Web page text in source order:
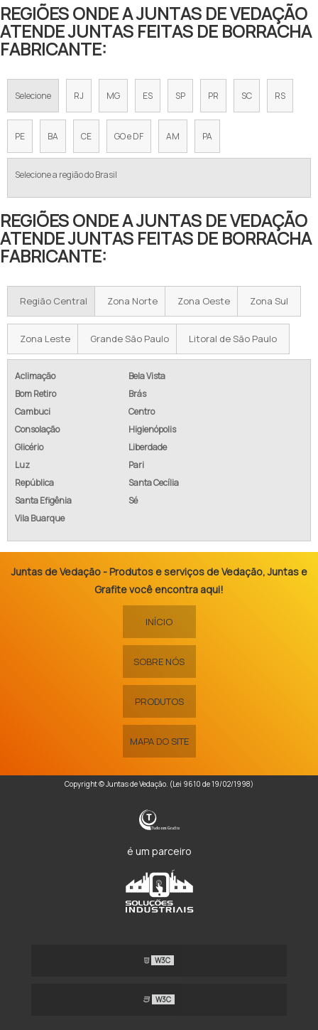
REGIÕES ONDE A JUNTAS DE VEDAÇÃO
ATENDE JUNTAS FEITAS DE BORRACHA
FABRICANTE:
Selecione RJ MG ES SP PR SC RS
PE BA CE GO e DF AM PA
Selecione a região do Brasil
REGIÕES ONDE A JUNTAS DE VEDAÇÃO
ATENDE JUNTAS FEITAS DE BORRACHA
FABRICANTE:
Região Central Zona Norte Zona Oeste Zona Sul
Zona Leste Grande São Paulo Litoral de São Paulo
Aclimação
Bela Vista
Bom Retiro
Brás
Cambuci
Centro
Consolação
Higienópolis
Glicério
Liberdade
Luz
Pari
República
Santa Cecília
Santa Efigênia
Sé
Vila Buarque
Juntas de Vedação - Produtos e serviços de Vedação, Juntas e
Grafite você encontra aqui!
INÍCIO
SOBRE NÓS
PRODUTOS
MAPA DO SITE
Copyright © Juntas de Vedação. (Lei 9610 de 19/02/1998)
é um parceiro
W3C
W3C